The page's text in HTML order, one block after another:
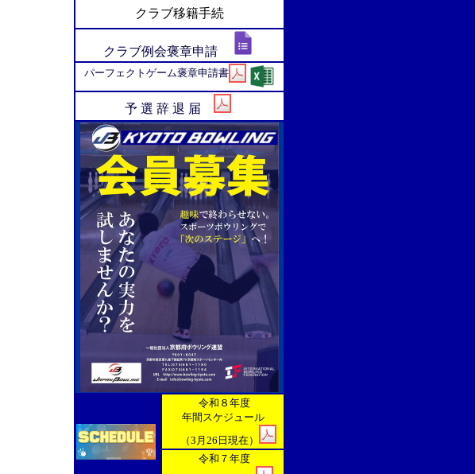
クラブ移籍手続
クラブ例会褒章申請
パーフェクトゲーム褒章申請書
予 選 辞 退 届
令和８年度
年間スケジュール
（3月26日現在）
令和７年度